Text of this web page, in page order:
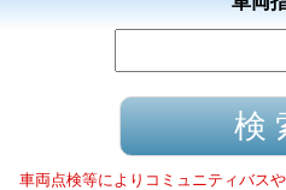
車両点検等によりコミュニティバス